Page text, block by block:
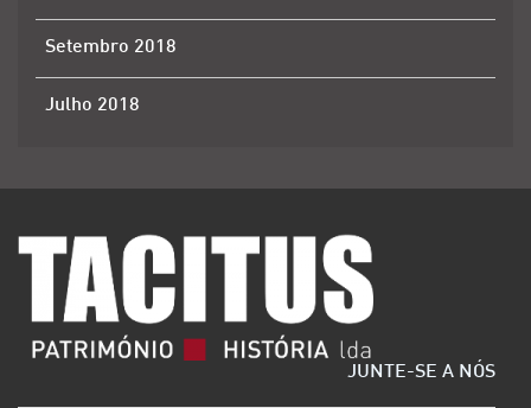
Setembro 2018
Julho 2018
JUNTE-SE A NÓS